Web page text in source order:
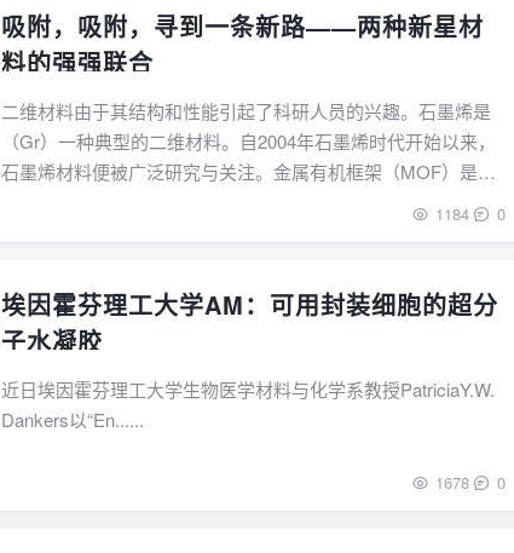
吸附，吸附，寻到一条新路——两种新星材
料的强强联合
二维材料由于其结构和性能引起了科研人员的兴趣。石墨烯是
（Gr）一种典型的二维材料。自2004年石墨烯时代开始以来，
石墨烯材料便被广泛研究与关注。金属有机框架（MOF）是一
种有前途的多孔材料。在构筑MOF时，选择无机节点和多功能
1184 0
埃因霍芬理工大学AM：可用封装细胞的超分
子水凝胶
近日埃因霍芬理工大学生物医学材料与化学系教授PatriciaY.W.
Dankers以“En......
1678 0